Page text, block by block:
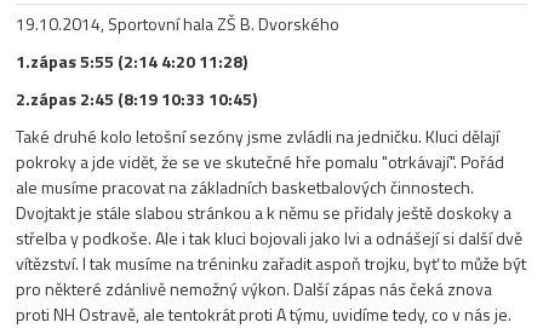
19.10.2014, Sportovní hala ZŠ B. Dvorského
1.zápas 5:55 (2:14 4:20 11:28)
2.zápas 2:45 (8:19 10:33 10:45)
Také druhé kolo letošní sezóny jsme zvládli na jedničku. Kluci dělají
pokroky a jde vidět, že se ve skutečné hře pomalu "otrkávají". Pořád
ale musíme pracovat na základních basketbalových činnostech.
Dvojtakt je stále slabou stránkou a k němu se přidaly ještě doskoky a
střelba y podkoše. Ale i tak kluci bojovali jako lvi a odnášejí si další dvě
vítězství. I tak musíme na tréninku zařadit aspoň trojku, byť to může být
pro některé zdánlivě nemožný výkon. Další zápas nás čeká znova
proti NH Ostravě, ale tentokrát proti A týmu, uvidíme tedy, co v nás je.